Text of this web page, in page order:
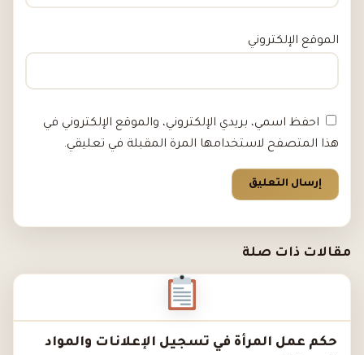
الموقع الإلكتروني
احفظ اسمي، بريدي الإلكتروني، والموقع الإلكتروني في
هذا المتصفح لاستخدامها المرة المقبلة في تعليقي.
مقالات ذات صلة
حكم عمل المرأة في تسجيل الإعلانات والمواد